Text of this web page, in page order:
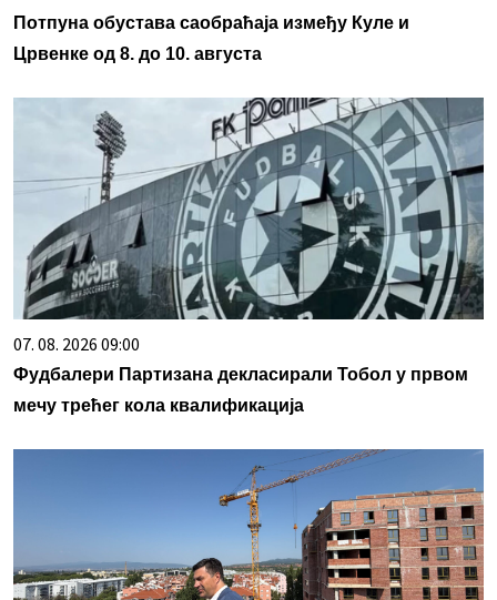
Потпуна обустава саобраћаја између Куле и
Црвенке од 8. до 10. августа
07. 08. 2026 09:00
Фудбалери Партизана декласирали Тобол у првом
мечу трећег кола квалификација